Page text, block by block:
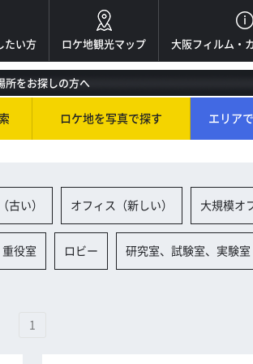
たい方 ロケ地観光マップ 大阪フィルム・
所をお探しの方へ
ロケ地を写真で探す エリア
古い） オフィス（新しい） 大規模オ
役室 ロビー 研究室、試験室、実験室
1